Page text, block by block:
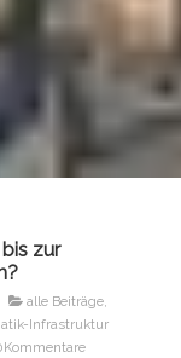
zur
alle Beiträge
Infrastruktur